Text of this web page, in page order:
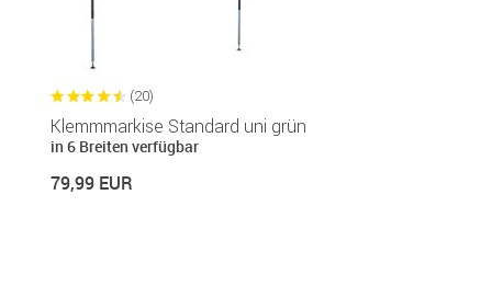
(20)
Klemmmarkise Standard uni grün
in 6 Breiten verfügbar
79,99 EUR